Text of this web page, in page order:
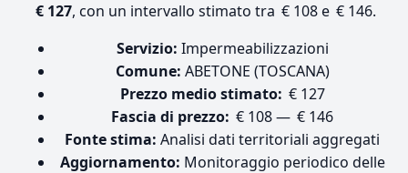
€ 127, con un intervallo stimato tra € 108 e € 146.
Servizio: Impermeabilizzazioni
Comune: ABETONE (TOSCANA)
Prezzo medio stimato: € 127
Fascia di prezzo: € 108 — € 146
Fonte stima: Analisi dati territoriali aggregati
Aggiornamento: Monitoraggio periodico delle